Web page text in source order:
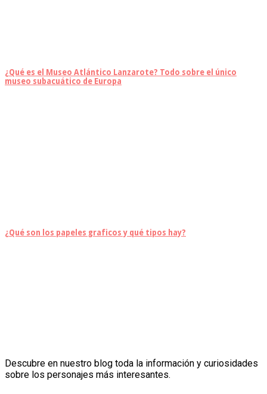
¿Qué es el Museo Atlántico Lanzarote? Todo sobre el único
museo subacuático de Europa
¿Qué son los papeles graficos y qué tipos hay?
Descubre en nuestro blog toda la información y curiosidades
sobre los personajes más interesantes.